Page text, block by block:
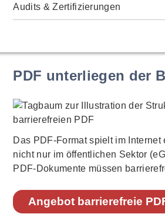
Audits & Zertifizierungen
PDF unterliegen der
Das PDF-Format spielt im
nicht nur im öffentlichen Sektor
PDF-Dokumente müssen
Angebot barrierefreie